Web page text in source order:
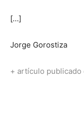
[…]
Jorge Gorostiza
+ artículo